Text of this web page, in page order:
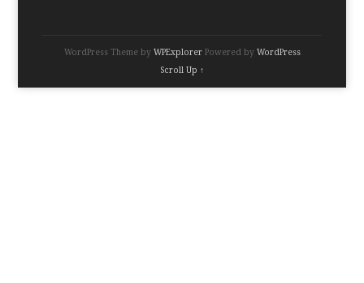
WordPress Theme by WPExplorerPowered by WordPress
Scroll Up ↑